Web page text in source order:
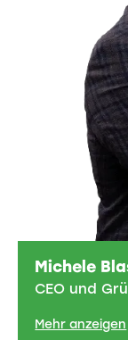
Michele
CEO und
Mehr anzeigen